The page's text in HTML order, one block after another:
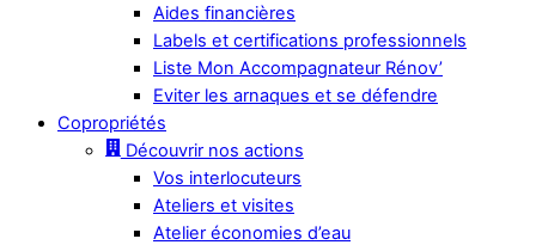
Aides financières
Labels et certifications professionnels
Liste Mon Accompagnateur Rénov’
Eviter les arnaques et se défendre
Copropriétés
Découvrir nos actions
Vos interlocuteurs
Ateliers et visites
Atelier économies d’eau